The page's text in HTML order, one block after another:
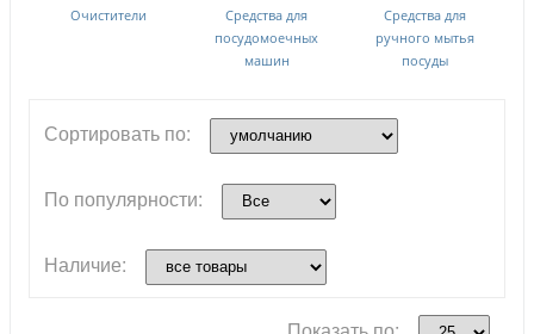
Очистители
Средства для
посудомоечных
машин
Средства для
ручного мытья
посуды
Сортировать по:
По популярности:
Наличие: